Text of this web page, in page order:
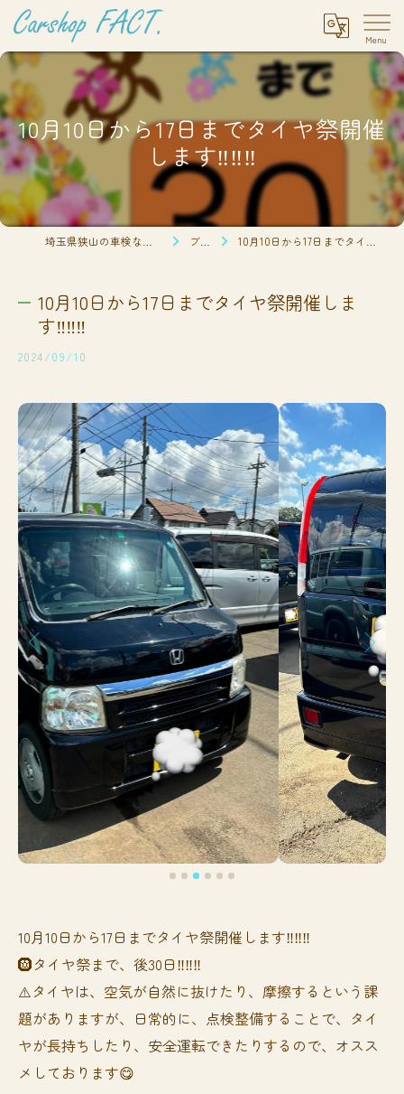
10月10日から17日までタイヤ祭開催
します‼️‼️‼️
ブログ 10月10日から17日までタイヤ祭開催します‼️‼️‼️
10月10日から17日までタイヤ祭開催しま
す‼️‼️‼️
2024/09/10
10月10日から17日までタイヤ祭開催します‼️‼️‼️
🛞タイヤ祭まで、後30日‼️‼️‼️
⚠️タイヤは、空気が自然に抜けたり、摩擦するという課
題がありますが、日常的に、点検整備することで、タイ
ヤが長持ちしたり、安全運転できたりするので、オスス
メしております😋